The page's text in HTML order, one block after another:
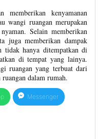
memberikan kenyamanan
wangi ruangan merupakan
Selain memberikan
juga memberikan dampak
tidak hanya ditempatkan di
di tempat yang lainya.
ruangan yang terbuat dari
dalam rumah.
Messenger